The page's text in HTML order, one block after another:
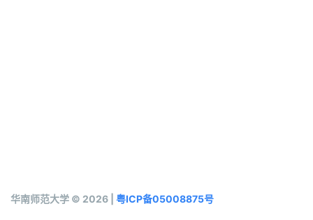
华南师范大学 © 2026 | 粤ICP备05008875号